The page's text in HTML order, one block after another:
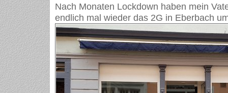
Nach Monaten Lockdown haben mein
endlich mal wieder das 2G in Eberbach